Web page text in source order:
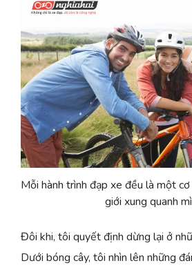
Mỗi hành trình đạp xe đều là một
giới xung quanh
Đôi khi, tôi quyết định dừng lại ở
Dưới bóng cây, tôi nhìn lên những